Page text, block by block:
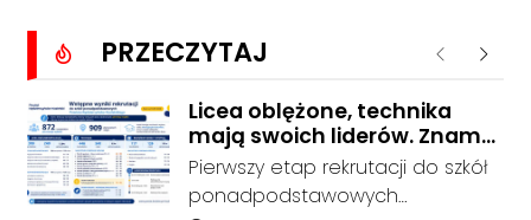
godziny 6:30 kierujący
samochodem marki Honda
zjechał z drogi i uderzył w
sygnalizator świetlny.
PRZECZYTAJ Poprzednie
Licea oblężone, technika
mają swoich liderów. Znamy
wstępne wyniki rekrutacji do
szkół w powiecie
Pierwszy etap rekrutacji do szkół
ponadpodstawowych